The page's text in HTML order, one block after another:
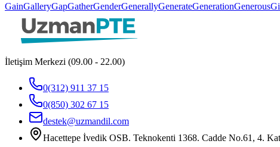
GainGalleryGapGatherGenderGenerallyGenerateGenerationGenerous
İletişim Merkezi (09.00 - 22.00)
0(312) 911 37 15
0(850) 302 67 15
destek@uzmandil.com
Hacettepe İvedik OSB. Teknokenti 1368. Cadde No.61, 4.